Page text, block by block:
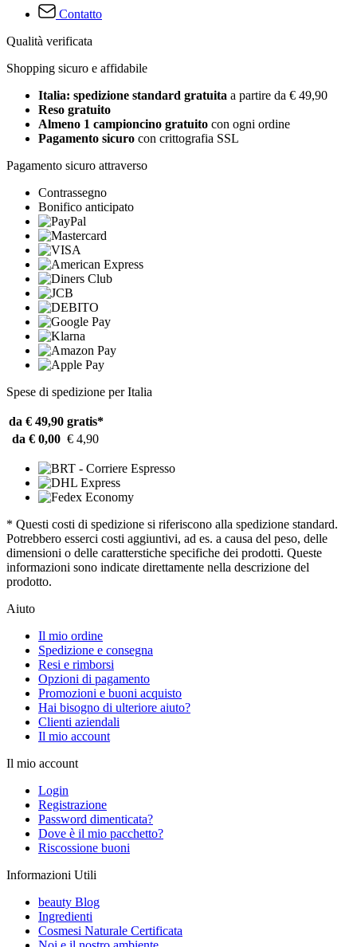
Contatto
Qualità verificata
Shopping sicuro e affidabile
Italia: spedizione standard gratuita a partire da € 49,90
Reso gratuito
Almeno 1 campioncino gratuito con ogni ordine
Pagamento sicuro con crittografia SSL
Pagamento sicuro attraverso
Contrassegno
Bonifico anticipato
Spese di spedizione per Italia
da € 49,90 gratis*
da € 0,00 € 4,90
* Questi costi di spedizione si riferiscono alla spedizione standard.
Potrebbero esserci costi aggiuntivi, ad es. a causa del peso, delle
dimensioni o delle caratterstiche specifiche dei prodotti. Queste
informazioni sono indicate direttamente nella descrizione del
prodotto.
Aiuto
Il mio ordine
Spedizione e consegna
Resi e rimborsi
Opzioni di pagamento
Promozioni e buoni acquisto
Hai bisogno di ulteriore aiuto?
Clienti aziendali
Il mio account
Il mio account
Login
Registrazione
Password dimenticata?
Dove è il mio pacchetto?
Riscossione buoni
Informazioni Utili
beauty Blog
Ingredienti
Cosmesi Naturale Certificata